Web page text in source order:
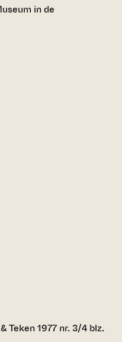
in de
Teken 1977 nr. 3/4 blz.